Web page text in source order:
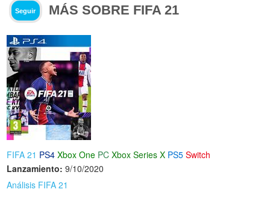
Seguir MÁS SOBRE FIFA 21
FIFA 21 PS4 Xbox One PC Xbox Series X PS5 Switch
Lanzamiento: 9/10/2020
Análisis FIFA 21